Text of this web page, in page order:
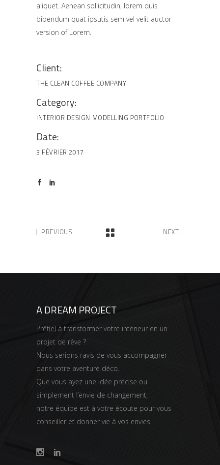
aliquet. Aenean sollicitudin, lorem quis
bibendum quat ipsutis sem vel velit auctor
version of Lorem.
Client:
THE CLEAN COFFEE COMPANY
Category:
INTERIOR DESIGN MODELLING PORTFOLIO
Date:
3 FÉVRIER 2017
PREVIOUS NEXT
A DREAM PROJECT
Prêt(e) à transformer votre intérieur en un
projet de rêve ?
Nous serions ravis de vous accompagner
dans votre aventure déco.
Que vous ayez une idée précise ou
simplement l’envie de changement,
notre équipe est à votre écoute pour vous
conseiller et donner vie à vos envies.